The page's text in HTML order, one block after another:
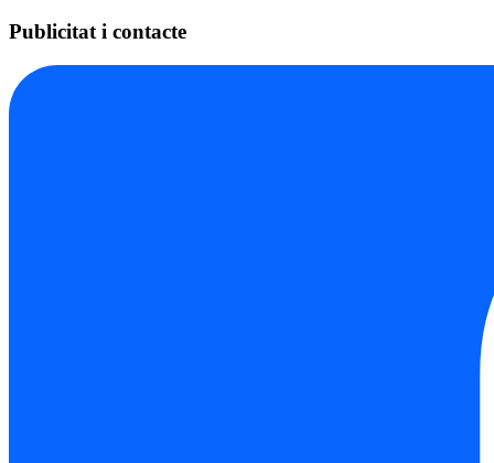
Publicitat i contacte